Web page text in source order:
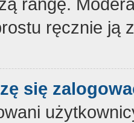
ręcznie ją
się